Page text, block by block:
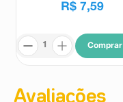
R$ 7,59
Comprar
Avaliações